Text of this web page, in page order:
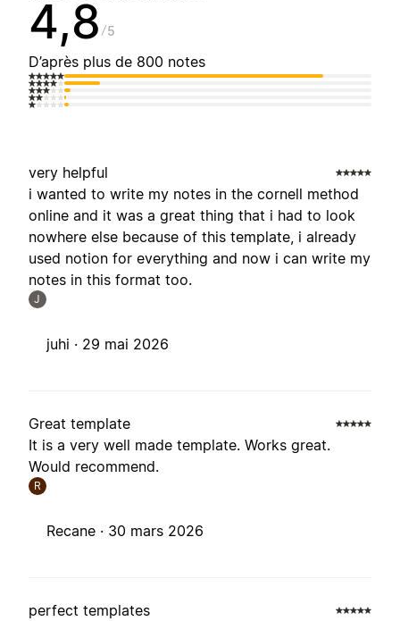
4,8 5
D’après plus de 800 notes
very helpful
i wanted to write my notes in the cornell method
online and it was a great thing that i had to look
nowhere else because of this template, i already
used notion for everything and now i can write my
notes in this format too.
J
juhi · 29 mai 2026
Great template
It is a very well made template. Works great.
Would recommend.
R
Recane · 30 mars 2026
perfect templates